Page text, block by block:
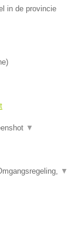
in de provincie
)
▼
▼